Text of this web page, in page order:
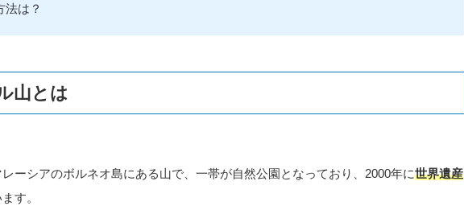
法は？
山とは
ーシアのボルネオ島にある山で、一帯が自然公園となっており、2000年に世界遺産
す。